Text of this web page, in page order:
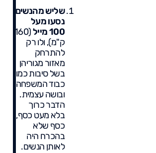
שליש מהנשים
נסעו מעל
100 מייל
(160
ק"מ), ולו רק
להתרחק
מאזור מגוריהן
בשל סיבות כמו
כבוד המשפחה
ובושה עצמית.
הדבר כרוך
בלא מעט כסף,
כסף שלא
בהכרח היה
לאותן הנשים.